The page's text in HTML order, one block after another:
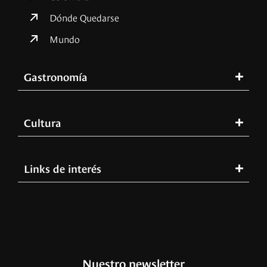
Dónde Quedarse
Mundo
Gastronomía
Cultura
Links de interés
Nuestro newsletter